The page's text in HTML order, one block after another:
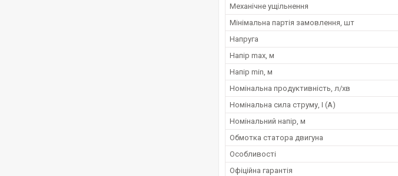
Механічне ущільнення
Мінімальна партія замовлення, шт
Напруга
Напір max, м
Напір min, м
Номінальна продуктивність, л/хв
Номінальна сила струму, I (А)
Номінальний напір, м
Обмотка статора двигуна
Особливості
Офіційна гарантія